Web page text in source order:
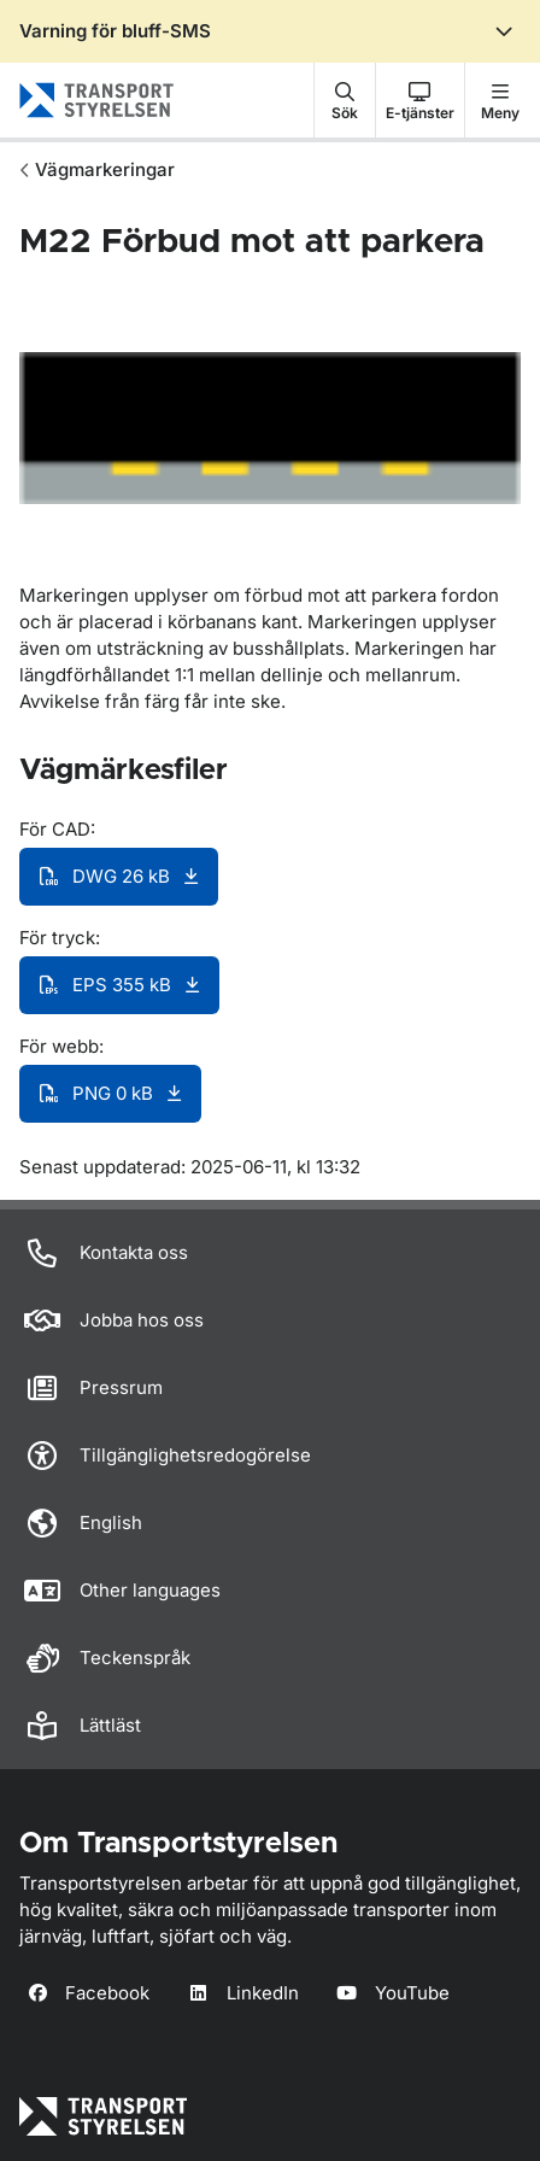
Varning för bluff-SMS
Sök E-tjänster Meny
Vägmarkeringar
M22 Förbud mot att parkera
Markeringen upplyser om förbud mot att parkera fordon
och är placerad i körbanans kant. Markeringen upplyser
även om utsträckning av busshållplats. Markeringen har
längdförhållandet 1:1 mellan dellinje och mellanrum.
Avvikelse från färg får inte ske.
Vägmärkesfiler
För CAD:
DWG 26 kB
För tryck:
EPS 355 kB
För webb:
PNG 0 kB
Om sidan
Senast uppdaterad: 2025-06-11, kl 13:32
Kontakta oss
Jobba hos oss
Pressrum
Tillgänglighetsredogörelse
English
Other languages
Teckenspråk
Lättläst
Om Transportstyrelsen
Transportstyrelsen arbetar för att uppnå god tillgänglighet,
hög kvalitet, säkra och miljöanpassade transporter inom
järnväg, luftfart, sjöfart och väg.
Facebook LinkedIn YouTube